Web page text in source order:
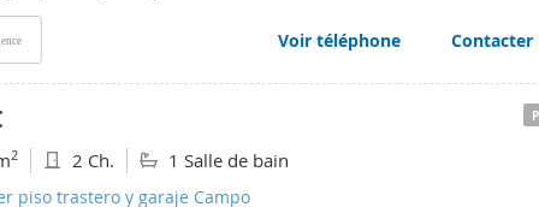
Voir téléphone Contacter
2 2 Ch. 1 Salle de bain
piso trastero y garaje Campo